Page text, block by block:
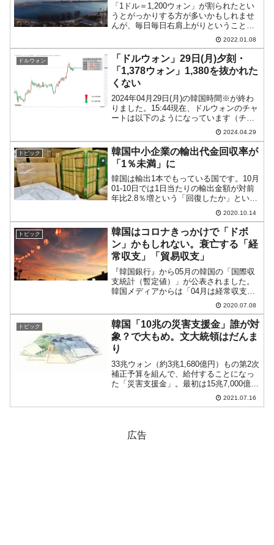
「1ドル＝1,200ウォン」が割られたとい
うとがっかりする方が多いかもしれませ
んが、毎日毎日右肩上がりということは
ないですので、あまり気落ちされません
ように。チャートというのは上昇する方
向でも必ず下落する局面があります。株
式やFXの取り引き...
2022.01.08
ドルウォン
「ドルウォン」29日(月)夕刻・
「1,378ウォン」1,380を抜かれた
くない
2024年04月29日(月)の韓国時間※が終わ
りました。15:44現在、ドルウォンのチャ
ートは以下のようになっています（チャ
ートは『Investing.com』より引用）。初
動スグの防衛戦を破られた後は、なんと
か上にいかせまいというプライス...
2024.04.29
トピック
韓国中小企業の輸出代金回収率が
「1％未満」に
韓国は輸出1本でもっている国です。10月
01-10日では1日当たりの輸出金額が対前
年比2.8％増という「回復したか」という
兆しもありましたが、この輸出も代金が
回収できなければ何にもなりません。何
かあったときに中小企業は自力で代金の
回収を行う...
2020.10.14
トピック
韓国はコロナきっかけで「ドボ
ン」かもしれない。衰亡する「経
常収支」「貿易収支」
『韓国銀行』から05月の韓国の「国際収
支統計（暫定値）」が公表されました。
韓国メディアからは「04月は経常収支が
赤字だったが、05月には黒字に戻った。
一安心だ」といった記事が出ています。
しかし、本当に安心なのでしょうか。韓
国はコロナきっかけ...
2020.07.08
トピック
韓国「10兆の災害支援金」誰が対
象？で大もめ。文大統領はだんま
り
33兆ウォン（約3兆1,680億円）もの第2次
補正予算を組んで、給付することになっ
た「災害支援金」。最初は15兆7,000億ウ
ォン規模（約1兆5,072億円）と報じられ
ていたのですが、これが「10兆4,000億ウ
2021.07.16
広告